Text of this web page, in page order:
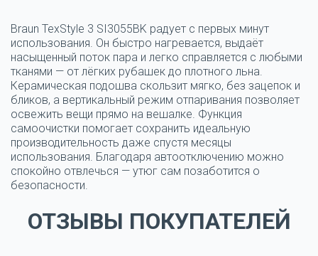
Braun TexStyle 3 SI3055BK радует с первых минут
использования. Он быстро нагревается, выдаёт
насыщенный поток пара и легко справляется с любыми
тканями — от лёгких рубашек до плотного льна.
Керамическая подошва скользит мягко, без зацепок и
бликов, а вертикальный режим отпаривания позволяет
освежить вещи прямо на вешалке. Функция
самоочистки помогает сохранить идеальную
производительность даже спустя месяцы
использования. Благодаря автоотключению можно
спокойно отвлечься — утюг сам позаботится о
безопасности.
ОТЗЫВЫ ПОКУПАТЕЛЕЙ